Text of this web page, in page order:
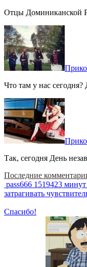
Отцы Доминиканской
Что там у нас
Так, сегодня День
Последние
pass666 1519423 минут
затрагивать
Спасибо!